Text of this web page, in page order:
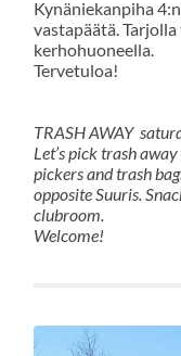
Kynäniekanpiha
vastapäätä.
kerhohuoneella.
Tervetuloa!
TRASH AWAY
Let’s pick trash
pickers and trash
opposite Suuris.
clubroom.
Welcome!